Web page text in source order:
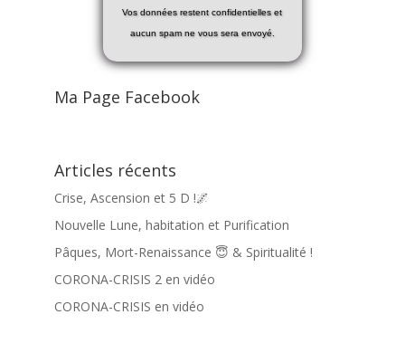
Vos données restent confidentielles et
aucun spam ne vous sera envoyé.
Ma Page Facebook
Articles récents
Crise, Ascension et 5 D !🌌
Nouvelle Lune, habitation et Purification
Pâques, Mort-Renaissance 😇 & Spiritualité !
CORONA-CRISIS 2 en vidéo
CORONA-CRISIS en vidéo